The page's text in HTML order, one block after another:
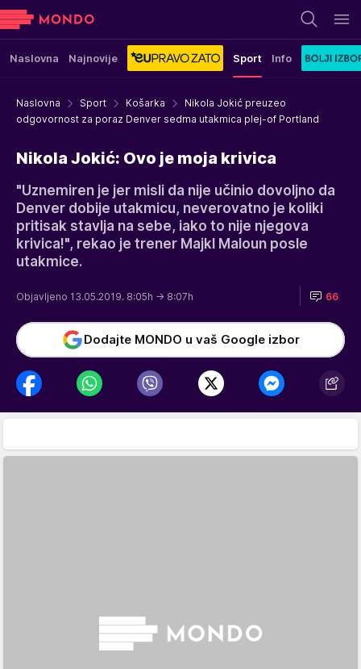
Naslovna Najnovije Sport Info
Naslovna Sport Košarka
Nikola Jokić preuzeo
odgovornost za poraz Denver sedma utakmica plej-of Portland
Nikola Jokić: Ovo je moja krivica
"Uznemiren je jer misli da nije učinio dovoljno da
Denver dobije utakmicu, neverovatno je koliki
pritisak stavlja na sebe, iako to nije njegova
krivica!", rekao je trener Majkl Maloun posle
utakmice.
Objavljeno 13.05.2019. 8:05h → 8:07h 66
Dodajte MONDO u vaš Google izbor